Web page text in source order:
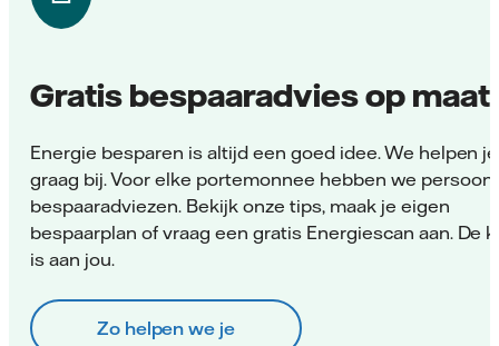
Gratis bespaaradvies op maat
Energie besparen is altijd een goed idee. We helpen
graag bij. Voor elke portemonnee hebben we
bespaaradviezen. Bekijk onze tips, maak je eigen
bespaarplan of vraag een gratis Energiescan aan. De
is aan jou.
Zo helpen we je